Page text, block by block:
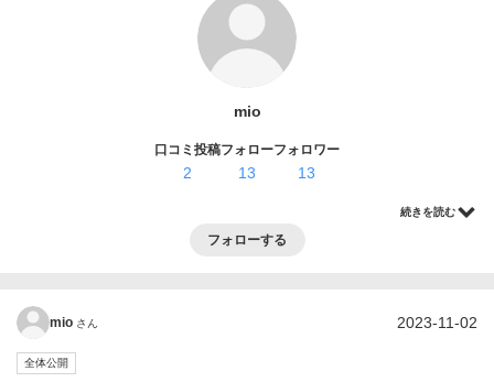
mio
口コミ投稿
2
フォロー
13
フォロワー
13
続きを読む
フォローする
mio さん 2023-11-02
全体公開